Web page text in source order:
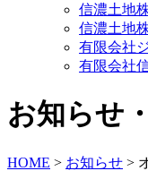
信濃土地
信濃土地
有限会社
有限会社
お知らせ
HOME > お知らせ >